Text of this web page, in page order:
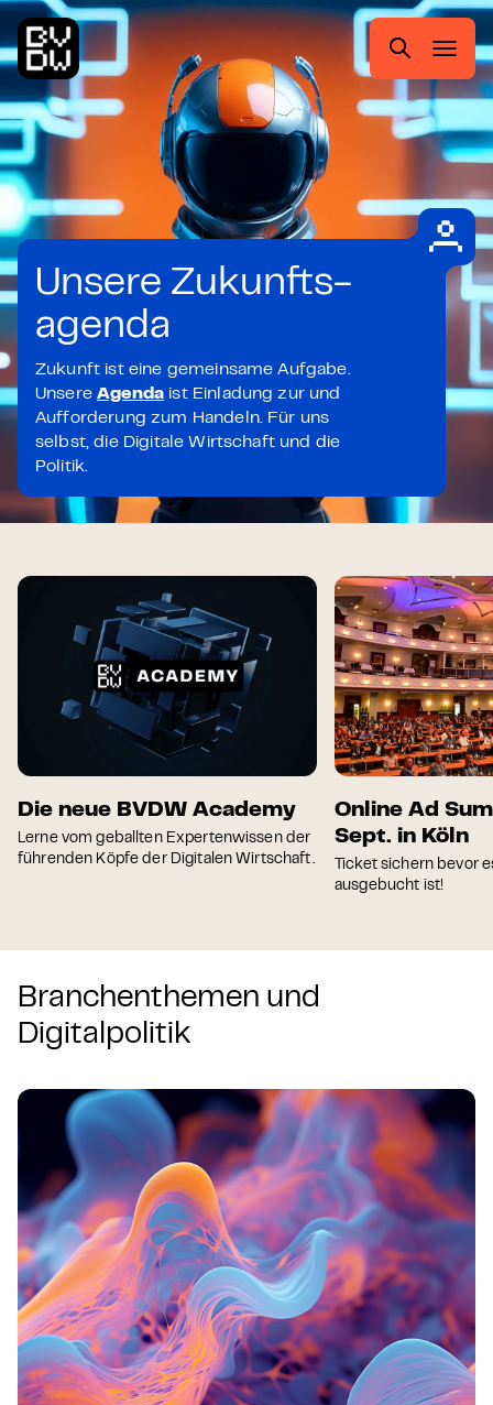
Zum
Hauptmenü
springen
Zur
Suche
springen
Zum
Inhalt
springen
Zum
Footer
springen
Suchen
nach:
Unsere Zukunfts-
agenda
Zukunft ist eine gemeinsame Aufgabe.
UnsereAgenda ist Einladung zur und
Aufforderung zum Handeln. Für uns
selbst, die Digitale Wirtschaft und die
Politik.
Die neue BVDW Academy
Lerne vom geballten Expertenwissen der
führenden Köpfe der Digitalen Wirtschaft.
Online Ad
Sept. in Köln
Ticket sichern bevor
ausgebucht ist!
Branchenthemen und
Digitalpolitik